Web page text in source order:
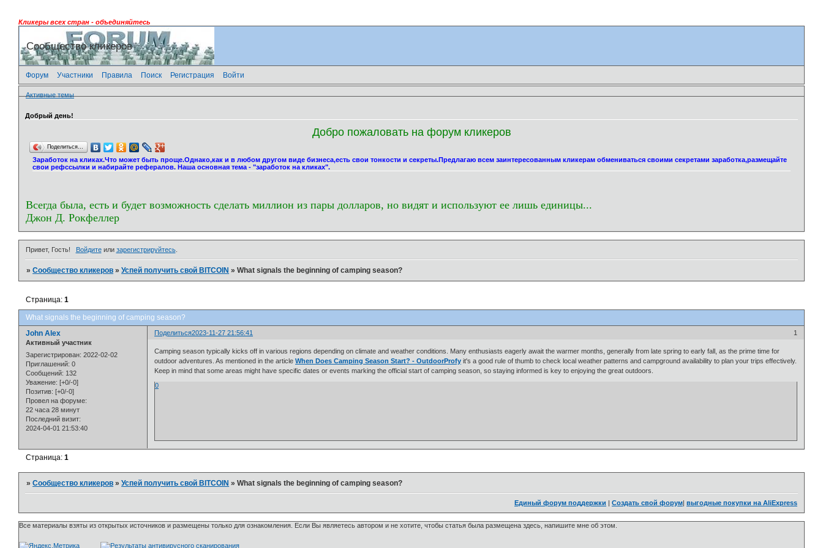
Кликеры всех стран - объединяйтесь
Сообщество кликеров
Форум Участники Правила Поиск Регистрация Войти
Активные темы
Добрый день!
Добро пожаловать на форум кликеров
Поделиться…
Заработок на кликах.Что может быть проще.Однако,как и в любом другом виде бизнеса,есть свои тонкости и секреты.Предлагаю всем заинтересованным кликерам обмениваться своими секретами заработка,размещайте
свои рефссылки и набирайте рефералов. Наша основная тема - "заработок на кликах".
Всегда была, есть и будет возможность сделать миллион из пары долларов, но видят и используют ее лишь единицы...
Джон Д. Рокфеллер
Привет, Гость! Войдитеили зарегистрируйтесь.
»Сообщество кликеров »Успей получить свой BITCOIN »What signals the beginning of camping season?
What signals the beginning of camping season?
Страница:1
Поделиться 1
2023-11-27 21:56:41
John Alex
Активный участник
Зарегистрирован: 2022-02-02
Приглашений: 0
Сообщений: 132
Уважение: [+0/-0]
Позитив: [+0/-0]
Провел на форуме:
22 часа 28 минут
Последний визит:
2024-04-01 21:53:40
Camping season typically kicks off in various regions depending on climate and weather conditions. Many enthusiasts eagerly await the warmer months, generally from late spring to early fall, as the prime time for
outdoor adventures. As mentioned in the articleWhen Does Camping Season Start? - OutdoorProfy it's a good rule of thumb to check local weather patterns and campground availability to plan your trips effectively.
Keep in mind that some areas might have specific dates or events marking the official start of camping season, so staying informed is key to enjoying the great outdoors.
0
Страница:1
»Сообщество кликеров »Успей получить свой BITCOIN »What signals the beginning of camping season?
Единый форум поддержки | Создать свой форум| выгодные покупки на AliExpress
Все материалы взяты из открытых источников и размещены только для ознакомления. Если Вы являетесь автором и не хотите, чтобы статья была размещена здесь, напишите мне об этом.